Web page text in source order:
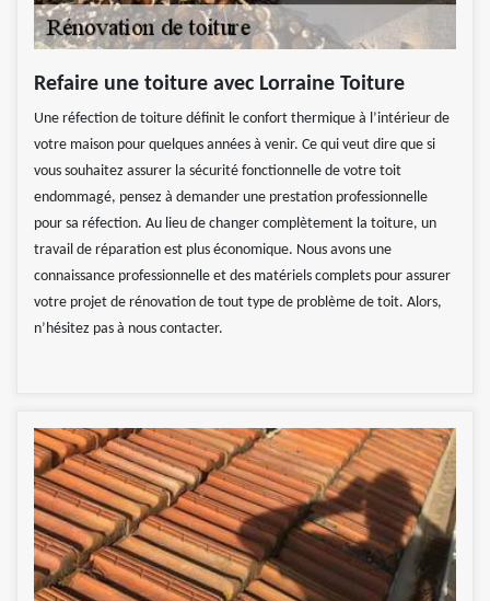
Refaire une toiture avec Lorraine Toiture
Une réfection de toiture définit le confort thermique à l’intérieur de
votre maison pour quelques années à venir. Ce qui veut dire que si
vous souhaitez assurer la sécurité fonctionnelle de votre toit
endommagé, pensez à demander une prestation professionnelle
pour sa réfection. Au lieu de changer complètement la toiture, un
travail de réparation est plus économique. Nous avons une
connaissance professionnelle et des matériels complets pour assurer
votre projet de rénovation de tout type de problème de toit. Alors,
n’hésitez pas à nous contacter.